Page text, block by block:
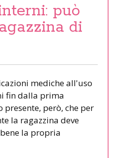
può
di
mediche all'uso
fin dalla prima
presente, però, che per
la ragazzina deve
la propria